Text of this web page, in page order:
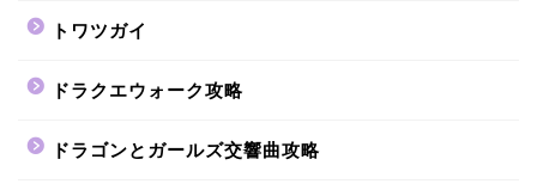
トワツガイ
ドラクエウォーク攻略
ドラゴンとガールズ交響曲攻略